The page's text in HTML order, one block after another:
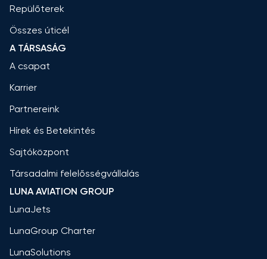
Repülőterek
Összes úticél
A TÁRSASÁG
A csapat
Karrier
Partnereink
Hírek és Betekintés
Sajtóközpont
Társadalmi felelősségvállalás
LUNA AVIATION GROUP
LunaJets
LunaGroup Charter
LunaSolutions